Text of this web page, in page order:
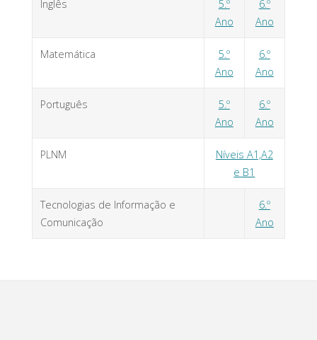
Inglês
5.º
Ano
6.º
Ano
Matemática
5.º
Ano
6.º
Ano
Português
5.º
Ano
6.º
Ano
PLNM
Níveis A1,A2
e B1
Tecnologias de Informação e
Comunicação
6.º
Ano